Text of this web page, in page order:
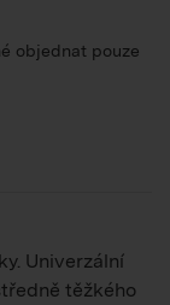
objednat pouze
Univerzální
těžkého